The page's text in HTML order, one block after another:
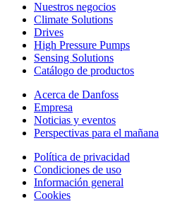
Nuestros negocios
Climate Solutions
Drives
High Pressure Pumps
Sensing Solutions
Catálogo de productos
Acerca de Danfoss
Empresa
Noticias y eventos
Perspectivas para el mañana
Política de privacidad
Condiciones de uso
Información general
Cookies